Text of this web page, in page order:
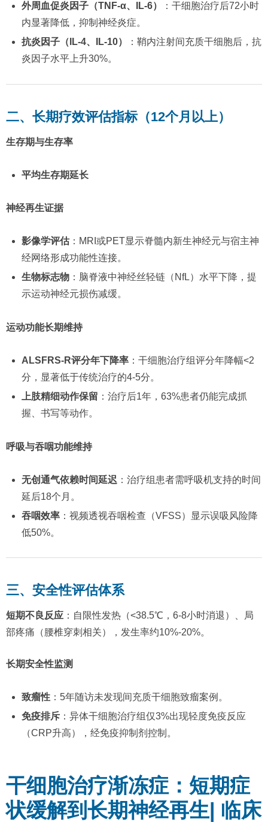
外周血促炎因子（TNF-α、IL-6）​
：干细胞治疗后72小时
内显著降低，抑制神经炎症。
抗炎因子（IL-4、IL-10）​
：鞘内注射间充质干细胞后，抗
炎因子水平上升30%。
二、长期疗效评估指标（12个月以上）​
生存期与生存率
平均生存期延长
神经再生证据
影像学评估：MRI或PET显示脊髓内新生神经元与宿主神
经网络形成功能性连接。
生物标志物：脑脊液中神经丝轻链（NfL）水平下降，提
示运动神经元损伤减缓。
运动功能长期维持
ALSFRS-R评分年下降率：干细胞治疗组评分年降幅<2
分，显著低于传统治疗的4-5分。
上肢精细动作保留 ：治疗后1年，63%患者仍能完成抓
握、书写等动作。
呼吸与吞咽功能维持
无创通气依赖时间延迟 ：治疗组患者需呼吸机支持的时间
延后18个月。
吞咽效率：视频透视吞咽检查（VFSS）显示误吸风险降
低50%。
三、安全性评估体系
短期不良反应 ：自限性发热（<38.5℃，6-8小时消退）、局
部疼痛（腰椎穿刺相关），发生率约10%-20%。
长期安全性监测
致瘤性：5年随访未发现间充质干细胞致瘤案例。
免疫排斥：异体干细胞治疗组仅3%出现轻度免疫反应
（CRP升高），经免疫抑制剂控制。
干细胞治疗渐冻症：短期症
状缓解到长期神经再生| 临床